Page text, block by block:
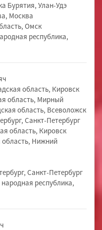
Бурятия, Улан-Удэ
Москва
Омск
республика,
область, Кировск
область, Мирный
область, Всеволожск
Санкт-Петербург
область, Кировск
область, Нижний
Санкт-Петербург
республика,